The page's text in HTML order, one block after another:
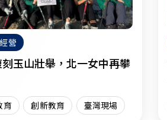
營
刻玉山壯舉，北一女中再攀
育 創新教育 臺灣現場